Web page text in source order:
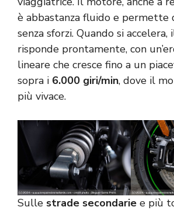
è abbastanza fluido e permette
senza sforzi. Quando si
risponde prontamente, con
lineare che cresce fino a un
sopra i 6.000 giri/min, dove il
più vivace.
Sulle strade secondarie e più